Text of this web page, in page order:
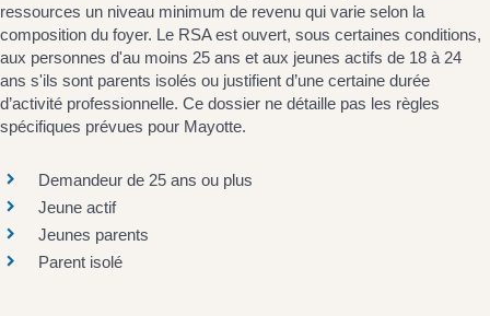
ressources un niveau minimum de revenu qui varie selon la
composition du foyer. Le RSA est ouvert, sous certaines conditions,
aux personnes d'au moins 25 ans et aux jeunes actifs de 18 à 24
ans s'ils sont parents isolés ou justifient d’une certaine durée
d’activité professionnelle. Ce dossier ne détaille pas les règles
spécifiques prévues pour Mayotte.
Demandeur de 25 ans ou plus
Jeune actif
Jeunes parents
Parent isolé